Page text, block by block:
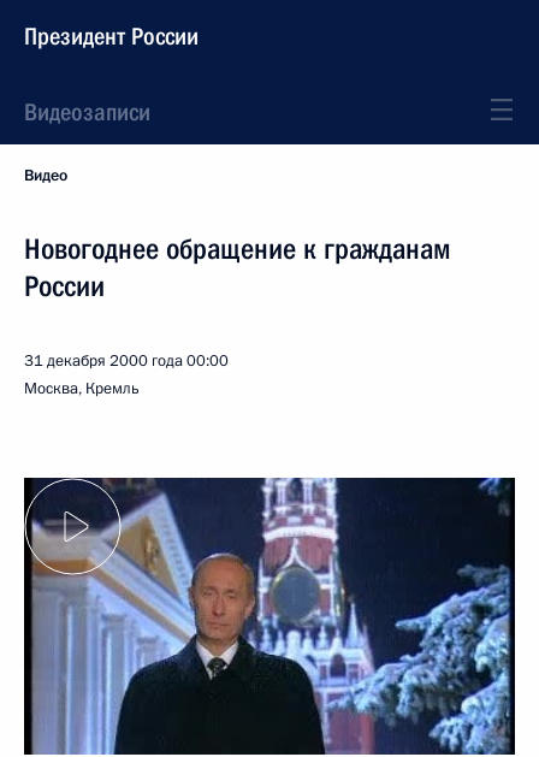
Президент России
Видеозаписи
Видео
Новогоднее обращение к гражданам
России
31 декабря 2000 года00:00
Москва, Кремль